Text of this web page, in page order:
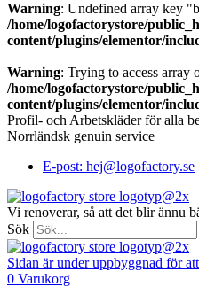
Warning: Undefined array key
/home/logofactorystore/
content/plugins/elementor/
Warning: Trying to access array
/home/logofactorystore/
content/plugins/elementor/
Profil- och Arbetskläder för alla
Norrländsk genuin service
E-post: hej@logofactory.se
Vi renoverar, så att det blir ännu
Sök
Sidan är under uppbyggnad för
0 Varukorg